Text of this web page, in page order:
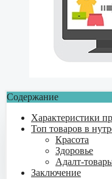
Содержание
Характеристики
Топ товаров в
Красота
Здоровье
Адалт-
Заключение